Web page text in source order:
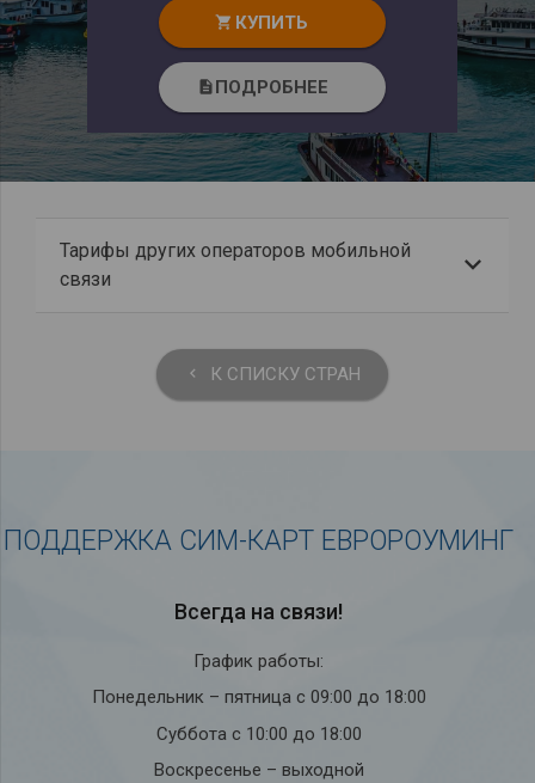
shopping_cart КУПИТЬ
description ПОДРОБНЕЕ
Тарифы других операторов мобильной
связи
keyboard_arrow_left К СПИСКУ СТРАН
ПОДДЕРЖКА СИМ-КАРТ ЕВРОРОУМИНГ
Всегда на связи!
График работы:
Понедельник – пятница с 09:00 до 18:00
Суббота с 10:00 до 18:00
Воскресенье – выходной